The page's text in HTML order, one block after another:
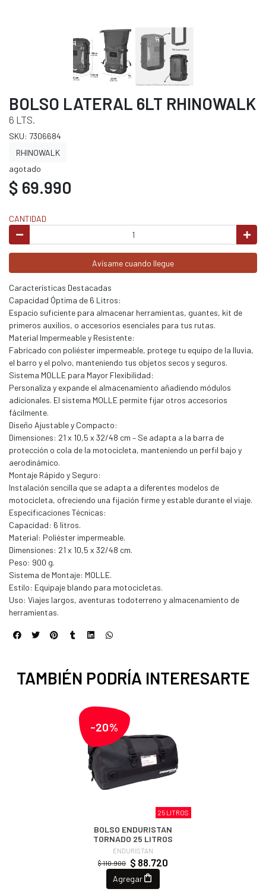
BOLSO LATERAL 6LT RHINOWALK
6 LTS.
SKU: 7306684
RHINOWALK
agotado
$ 69.990
CANTIDAD
Avísame cuando llegue
Características Destacadas
Capacidad Óptima de 6 Litros:
Espacio suficiente para almacenar herramientas, guantes, kit de
primeros auxilios, o accesorios esenciales para tus rutas.
Material Impermeable y Resistente:
Fabricado con poliéster impermeable, protege tu equipo de la lluvia,
el barro y el polvo, manteniendo tus objetos secos y seguros.
Sistema MOLLE para Mayor Flexibilidad:
Personaliza y expande el almacenamiento añadiendo módulos
adicionales. El sistema MOLLE permite fijar otros accesorios
fácilmente.
Diseño Ajustable y Compacto:
Dimensiones: 21 x 10,5 x 32/48 cm – Se adapta a la barra de
protección o cola de la motocicleta, manteniendo un perfil bajo y
aerodinámico.
Montaje Rápido y Seguro:
Instalación sencilla que se adapta a diferentes modelos de
motocicleta, ofreciendo una fijación firme y estable durante el viaje.
Especificaciones Técnicas:
Capacidad: 6 litros.
Material: Poliéster impermeable.
Dimensiones: 21 x 10,5 x 32/48 cm.
Peso: 900 g.
Sistema de Montaje: MOLLE.
Estilo: Equipaje blando para motocicletas.
Uso: Viajes largos, aventuras todoterreno y almacenamiento de
herramientas.
TAMBIÉN PODRÍA INTERESARTE
-20%
25 LITROS
BOLSO ENDURISTAN
TORNADO 25 LITROS
ENDURISTAN
$ 110.900
$ 88.720
Agregar